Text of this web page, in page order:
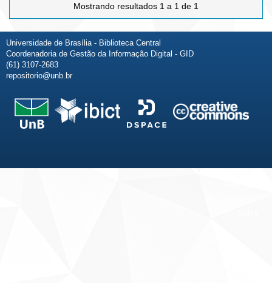
Mostrando resultados 1 a 1 de 1
Universidade de Brasília - Biblioteca Central
Coordenadoria de Gestão da Informação Digital - GID
(61) 3107-2683
repositorio@unb.br